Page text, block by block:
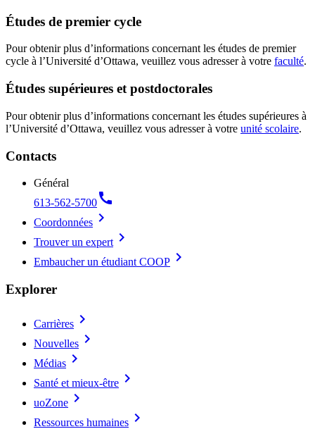
Études de premier cycle
Pour obtenir plus d’informations concernant les études de premier
cycle à l’Université d’Ottawa, veuillez vous adresser à votre faculté.
Études supérieures et postdoctorales
Pour obtenir plus d’informations concernant les études supérieures à
l’Université d’Ottawa, veuillez vous adresser à votre unité scolaire.
Contacts
Général
613-562-5700call
Coordonnées chevron_right
Trouver un expert chevron_right
Embaucher un étudiant COOP chevron_right
Explorer
Carrières chevron_right
Nouvelles chevron_right
Médias chevron_right
Santé et mieux-être chevron_right
uoZone chevron_right
Ressources humaines chevron_right